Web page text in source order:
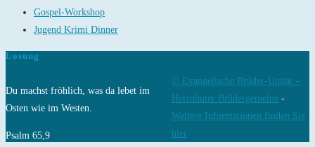
Gospel-Workshop
Jugend Krimi Dinner
Losung
Du machst fröhlich, was da lebet im
Osten wie im Westen.
Psalm 65,9
© Evangelische Brüder-Unität –
Herrnhuter Brüdergemeine -
Weitere Informationen finden Sie
hier